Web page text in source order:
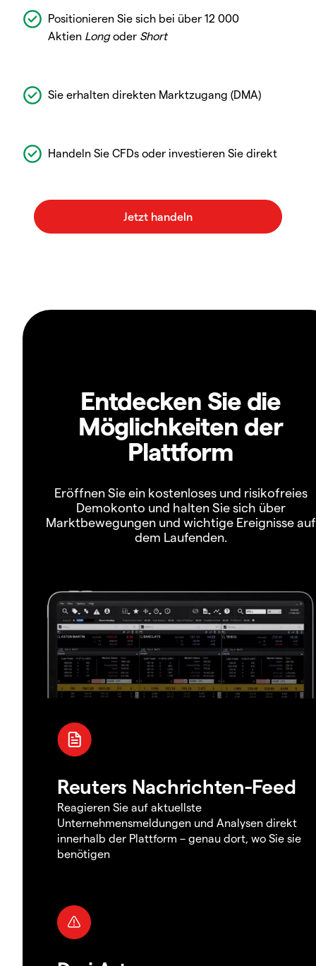
Positionieren Sie sich bei über 12 000
Aktien Longoder Short
Sie erhalten direkten Marktzugang (DMA)
Handeln Sie CFDs oder investieren Sie direkt
Entdecken Sie die
Möglichkeiten der
Plattform
Eröffnen Sie ein kostenloses und risikofreies
Demokonto und halten Sie sich über
Marktbewegungen und wichtige Ereignisse auf
dem Laufenden.
Reuters Nachrichten-Feed
Reagieren Sie auf aktuellste
Unternehmensmeldungen und Analysen direkt
innerhalb der Plattform – genau dort, wo Sie sie
benötigen